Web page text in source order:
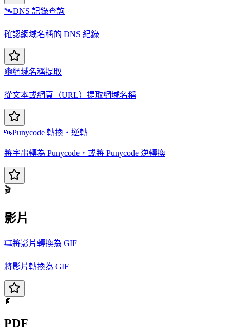
🛰️DNS 記錄查詢
確認網域名稱的 DNS 紀錄
🕸️網域名稱提取
從文本或網頁（URL）提取網域名稱
🔤Punycode 轉換・逆轉
將字串轉為 Punycode，或將 Punycode 逆轉換
🎬
影片
🎞️將影片轉換為 GIF
將影片轉換為 GIF
📄
PDF